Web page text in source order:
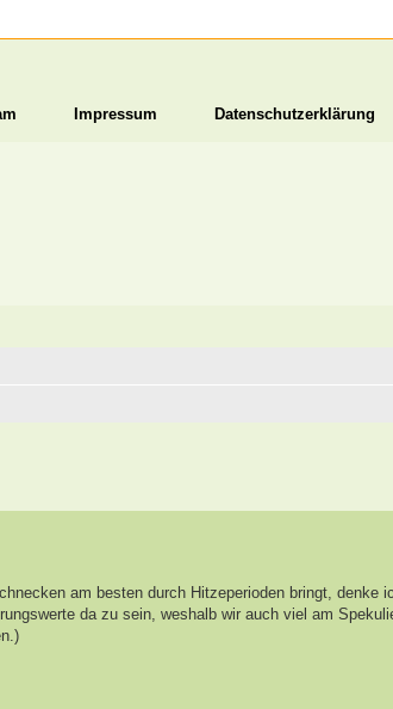
Impressum Datenschutzerklärung
am besten durch Hitzeperioden bringt, denke
da zu sein, weshalb wir auch viel am